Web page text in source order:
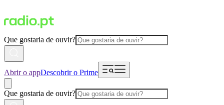
Que gostaria de ouvir?
Abrir o appDescobrir o Prime
Que gostaria de ouvir?